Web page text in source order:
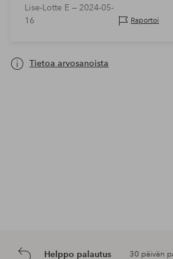
Lise-Lotte E — 2024-05-
16
Raportoi
Tietoa arvosanoista
Helppo palautus 30 päivän